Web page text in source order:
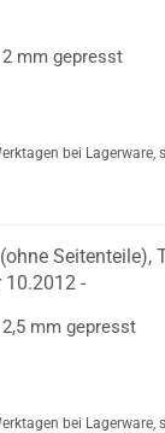
mm gepresst
bei Lagerware,
Seitenteile),
10.2012 -
mm gepresst
bei Lagerware,